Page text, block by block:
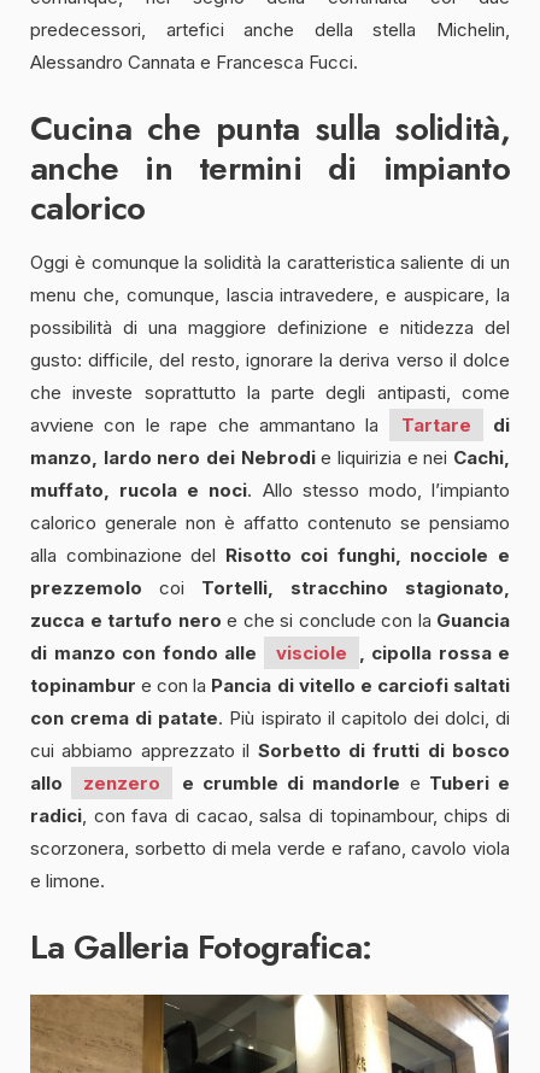
predecessori, artefici anche della stella Michelin,
Alessandro Cannata e Francesca Fucci.
Cucina che punta sulla solidità,
anche in termini di impianto
calorico
Oggi è comunque la solidità la caratteristica saliente di un
menu che, comunque, lascia intravedere, e auspicare, la
possibilità di una maggiore definizione e nitidezza del
gusto: difficile, del resto, ignorare la deriva verso il dolce
che investe soprattutto la parte degli antipasti, come
avviene con le rape che ammantano la
Tartare
di
manzo, lardo nero dei Nebrodie liquirizia e nei Cachi,
muffato, rucola e noci. Allo stesso modo, l’impianto
calorico generale non è affatto contenuto se pensiamo
alla combinazione del Risotto coi funghi, nocciole e
prezzemolo coi Tortelli, stracchino stagionato,
zucca e tartufo nero e che si conclude con la Guancia
di manzo con fondo alle
visciole
, cipolla rossa e
topinambur e con la Pancia di vitello e carciofi saltati
con crema di patate. Più ispirato il capitolo dei dolci, di
cui abbiamo apprezzato il Sorbetto di frutti di bosco
allo
zenzero e crumble di mandorle e Tuberi e
radici, con fava di cacao, salsa di topinambour, chips di
scorzonera, sorbetto di mela verde e rafano, cavolo viola
e limone.
La Galleria Fotografica: